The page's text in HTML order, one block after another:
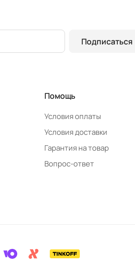
Подписаться
Помощь
Условия оплаты
Условия доставки
Гарантия на товар
Вопрос-ответ